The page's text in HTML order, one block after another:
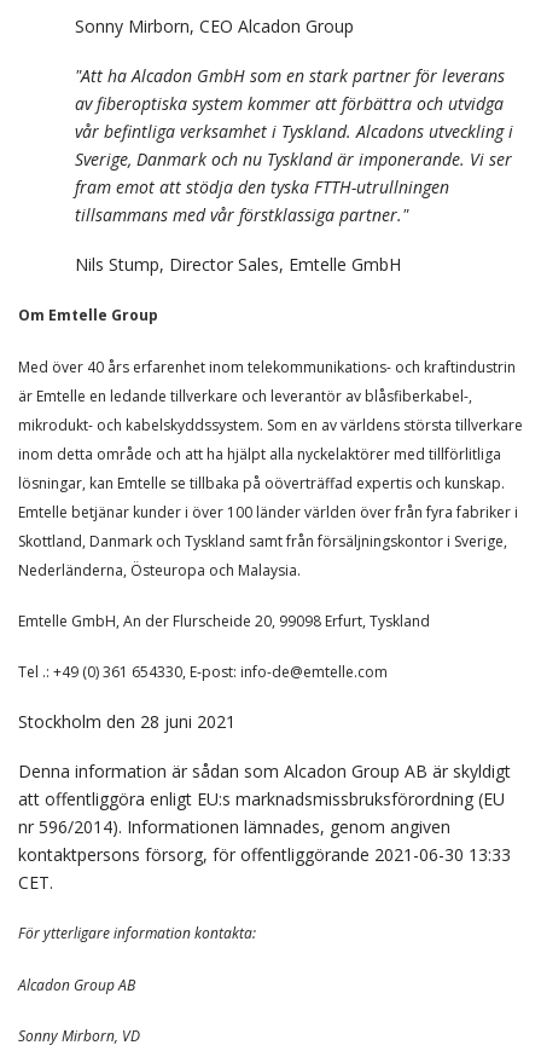
Sonny Mirborn, CEO Alcadon Group
"Att ha Alcadon GmbH som en stark partner för leverans
av fiberoptiska system kommer att förbättra och utvidga
vår befintliga verksamhet i Tyskland. Alcadons utveckling i
Sverige, Danmark och nu Tyskland är imponerande. Vi ser
fram emot att stödja den tyska FTTH-utrullningen
tillsammans med vår förstklassiga partner."
Nils Stump, Director Sales, Emtelle GmbH
Om Emtelle Group
Med över 40 års erfarenhet inom telekommunikations- och kraftindustrin
är Emtelle en ledande tillverkare och leverantör av blåsfiberkabel-,
mikrodukt- och kabelskyddssystem. Som en av världens största tillverkare
inom detta område och att ha hjälpt alla nyckelaktörer med tillförlitliga
lösningar, kan Emtelle se tillbaka på oöverträffad expertis och kunskap.
Emtelle betjänar kunder i över 100 länder världen över från fyra fabriker i
Skottland, Danmark och Tyskland samt från försäljningskontor i Sverige,
Nederländerna, Östeuropa och Malaysia.
Emtelle GmbH, An der Flurscheide 20, 99098 Erfurt, Tyskland
Tel .: +49 (0) 361 654330, E-post: info-de@emtelle.com
Stockholm den 28 juni 2021
Denna information är sådan som Alcadon Group AB är skyldigt
att offentliggöra enligt EU:s marknadsmissbruksförordning (EU
nr 596/2014). Informationen lämnades, genom angiven
kontaktpersons försorg, för offentliggörande 2021-06-30 13:33
CET.
För ytterligare information kontakta:
Alcadon Group AB
Sonny Mirborn, VD